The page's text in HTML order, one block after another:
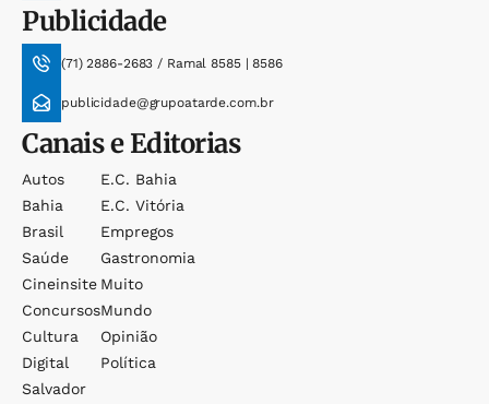
Publicidade
(71) 2886-2683 / Ramal 8585 | 8586
publicidade@grupoatarde.com.br
Canais e Editorias
Autos
Bahia
Brasil
Saúde
Cineinsite
Concursos
Cultura
Digital
Salvador
E.c. Bahia
E.c. Vitória
Empregos
Gastronomia
Muito
Mundo
Opinião
Política